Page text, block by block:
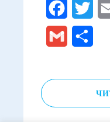
Facebook
Gmail